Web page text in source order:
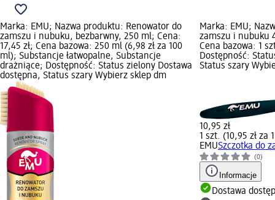
Marka: EMU; Nazwa produktu: Renowator do
zamszu i nubuku, bezbarwny, 250 ml; Cena:
17,45 zł; Cena bazowa: 250 ml (6,98 zł za 100
ml); Substancje łatwopalne, Substancje
drażniące; Dostępność: Status zielony Dostawa
dostępna, Status szary Wybierz sklep dm
Marka: EMU;
zamszu i nubuku
Cena bazowa: 1
Dostępność:
Status szary
10,95 zł
1 szt. (10,95 zł za
EMUSzczotka do
(0)
Informacje
Dostawa